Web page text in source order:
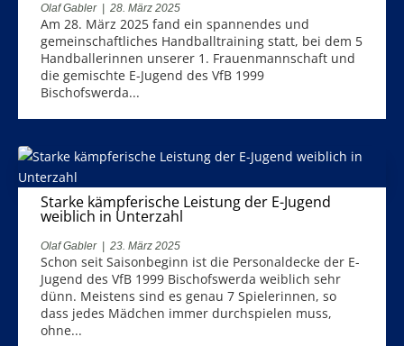
Olaf Gabler 28. März 2025
Am 28. März 2025 fand ein spannendes und
gemeinschaftliches Handballtraining statt, bei dem 5
Handballerinnen unserer 1. Frauenmannschaft und
die gemischte E-Jugend des VfB 1999
Bischofswerda...
Starke kämpferische Leistung der E-Jugend
weiblich in Unterzahl
Olaf Gabler 23. März 2025
Schon seit Saisonbeginn ist die Personaldecke der E-
Jugend des VfB 1999 Bischofswerda weiblich sehr
dünn. Meistens sind es genau 7 Spielerinnen, so
dass jedes Mädchen immer durchspielen muss,
ohne...